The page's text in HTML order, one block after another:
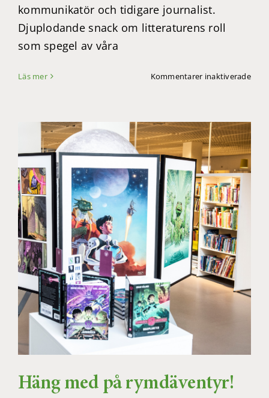
kommunikatör och tidigare journalist.
Djuplodande snack om litteraturens roll
som spegel av våra
Läs mer Kommentarer inaktiveradeför
Häng med på rymdäventyr!